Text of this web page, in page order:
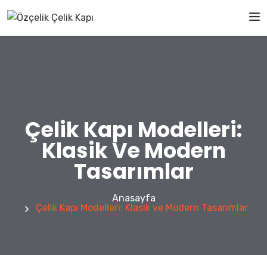
Çelik Kapı Modelleri:
Klasik Ve Modern
Tasarımlar
Anasayfa
Çelik Kapı Modelleri: Klasik ve Modern Tasarımlar